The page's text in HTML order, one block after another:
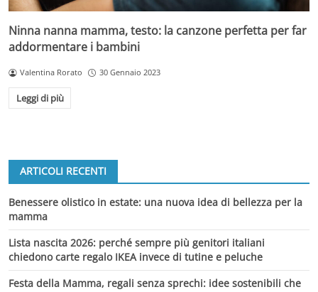
Ninna nanna mamma, testo: la canzone perfetta per far
addormentare i bambini
Valentina Rorato 30 Gennaio 2023
Leggi di più
ARTICOLI RECENTI
Benessere olistico in estate: una nuova idea di bellezza per la
mamma
Lista nascita 2026: perché sempre più genitori italiani
chiedono carte regalo IKEA invece di tutine e peluche
Festa della Mamma, regali senza sprechi: idee sostenibili che